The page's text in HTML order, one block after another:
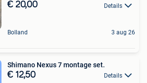
€ 20,00 Details
Bolland 3 aug 26
Shimano Nexus 7 montage set.
€ 12,50 Details